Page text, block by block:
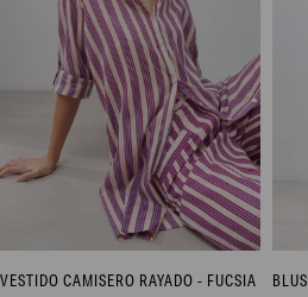
VESTIDO CAMISERO RAYADO - FUCSIA